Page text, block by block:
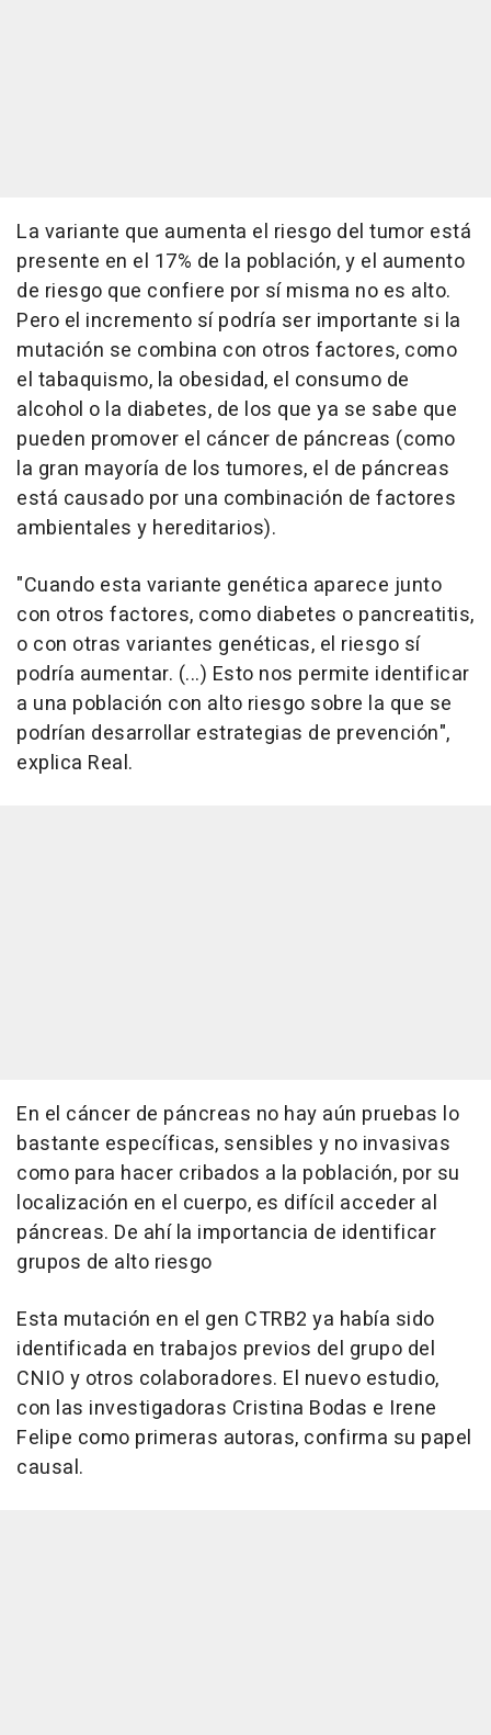
La variante que aumenta el riesgo del tumor está
presente en el 17% de la población, y el aumento
de riesgo que confiere por sí misma no es alto.
Pero el incremento sí podría ser importante si la
mutación se combina con otros factores, como
el tabaquismo, la obesidad, el consumo de
alcohol o la diabetes, de los que ya se sabe que
pueden promover el cáncer de páncreas (como
la gran mayoría de los tumores, el de páncreas
está causado por una combinación de factores
ambientales y hereditarios).
"Cuando esta variante genética aparece junto
con otros factores, como diabetes o pancreatitis,
o con otras variantes genéticas, el riesgo sí
podría aumentar. (...) Esto nos permite identificar
a una población con alto riesgo sobre la que se
podrían desarrollar estrategias de prevención",
explica Real.
En el cáncer de páncreas no hay aún pruebas lo
bastante específicas, sensibles y no invasivas
como para hacer cribados a la población, por su
localización en el cuerpo, es difícil acceder al
páncreas. De ahí la importancia de identificar
grupos de alto riesgo
Esta mutación en el gen CTRB2 ya había sido
identificada en trabajos previos del grupo del
CNIO y otros colaboradores. El nuevo estudio,
con las investigadoras Cristina Bodas e Irene
Felipe como primeras autoras, confirma su papel
causal.